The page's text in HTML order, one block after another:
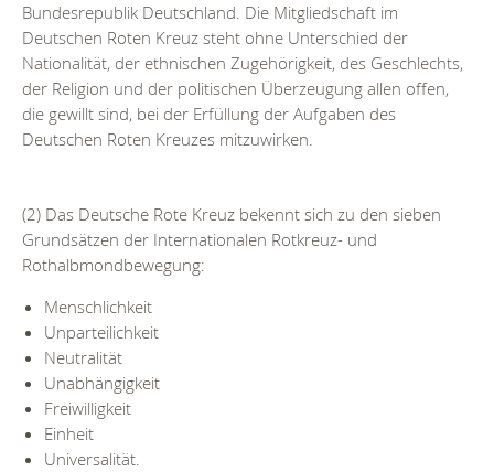
Bundesrepublik Deutschland. Die Mitgliedschaft im
Deutschen Roten Kreuz steht ohne Unterschied der
Nationalität, der ethnischen Zugehörigkeit, des Geschlechts,
der Religion und der politischen Überzeugung allen offen,
die gewillt sind, bei der Erfüllung der Aufgaben des
Deutschen Roten Kreuzes mitzuwirken.
(2) Das Deutsche Rote Kreuz bekennt sich zu den sieben
Grundsätzen der Internationalen Rotkreuz- und
Rothalbmondbewegung:
Menschlichkeit
Unparteilichkeit
Neutralität
Unabhängigkeit
Freiwilligkeit
Einheit
Universalität.